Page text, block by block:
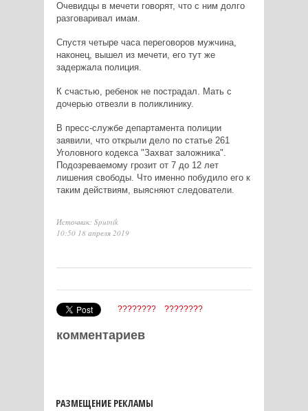
Очевидцы в мечети говорят, что с ним долго
разговаривал имам.
Спустя четыре часа переговоров мужчина,
наконец, вышел из мечети, его тут же
задержала полиция.
К счастью, ребенок не пострадал. Мать с
дочерью отвезли в поликлинику.
В пресс-службе департамента полиции
заявили, что открыли дело по статье 261
Уголовного кодекса "Захват заложника".
Подозреваемому грозит от 7 до 12 лет
лишения свободы. Что именно побудило его к
таким действиям, выясняют следователи.
Источник: Sputnik
10:50 18 апреля 2019
???????? ????????
комментариев
РАЗМЕЩЕНИЕ РЕКЛАМЫ